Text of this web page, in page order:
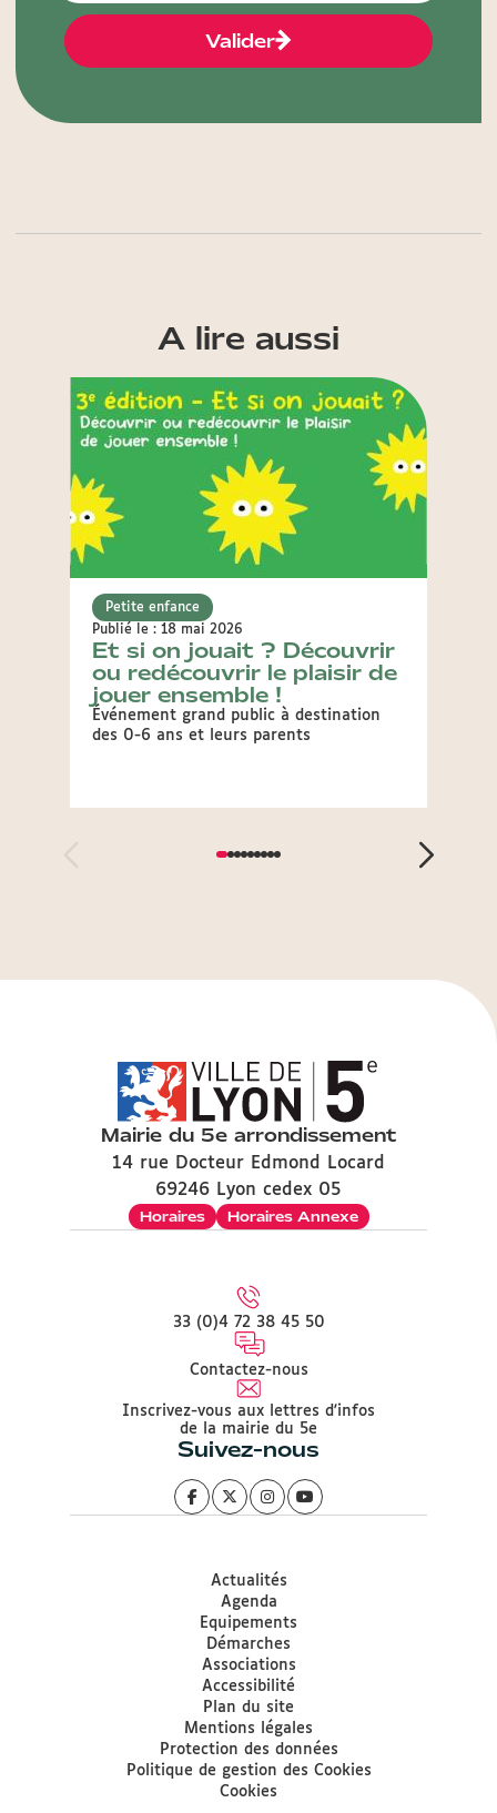
Valider
A lire aussi
Petite enfance
Publié le : 18 mai 2026
Et si on jouait ? Découvrir
ou redécouvrir le plaisir de
jouer ensemble !
Événement grand public à destination
des 0-6 ans et leurs parents
Mairie du 5e arrondissement
14 rue Docteur Edmond Locard
69246 Lyon cedex 05
Horaires
Horaires Annexe
33 (0)4 72 38 45 50
Contactez-nous
Inscrivez-vous aux lettres d'infos
de la mairie du 5e
Suivez-nous
Actualités
Agenda
Equipements
Démarches
Associations
Accessibilité
Plan du site
Mentions légales
Protection des données
Politique de gestion des Cookies
Cookies